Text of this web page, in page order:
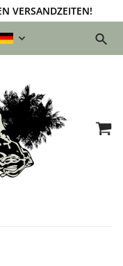
VERSANDZEITEN!